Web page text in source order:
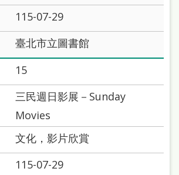
115-07-29
臺北市立圖書館
15
三民週日影展－Sunday
Movies
文化，影片欣賞
115-07-29